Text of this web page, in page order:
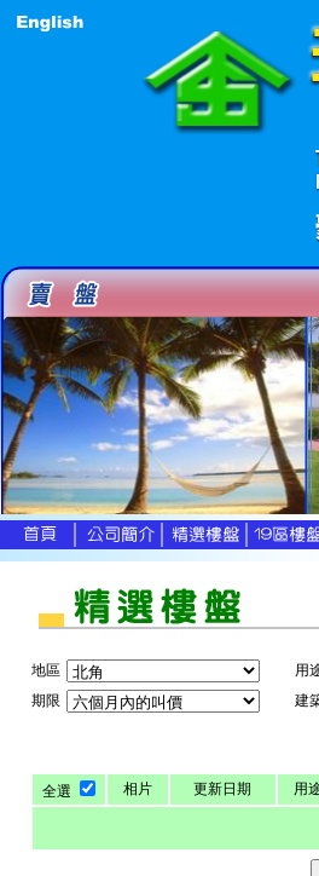
地區 用
期限
建
全選 相片 更新日期 用